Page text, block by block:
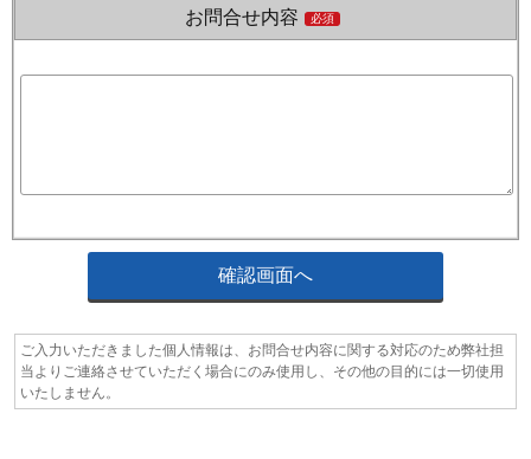
お問合せ内容 必須
ご入力いただきました個人情報は、お問合せ内容に関する対応のため弊社担
当よりご連絡させていただく場合にのみ使用し、その他の目的には一切使用
いたしません。